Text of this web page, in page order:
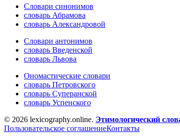
Словари синонимов
словарь Абрамова
словарь Александровой
Словари антонимов
словарь Введенской
словарь Львова
Ономастические словари
словарь Петровского
словарь Суперанской
словарь Успенского
© 2026 lexicography.online. Этимологический
Пользовательское соглашениеКонтакты